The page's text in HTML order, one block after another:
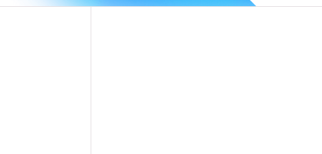
學徒及其他訓練計劃